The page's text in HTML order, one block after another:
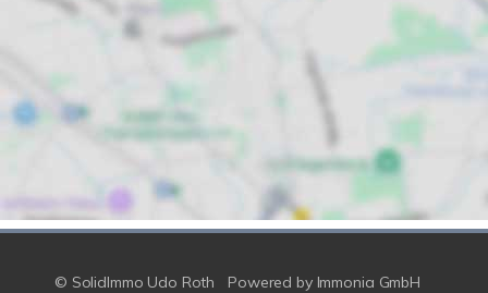
© SolidImmo Udo Roth Powered by Immonia GmbH